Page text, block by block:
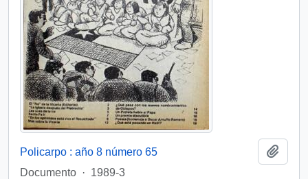
Policarpo : año 8 número 65
Documento · 1989-3